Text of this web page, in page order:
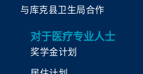
与库克县卫生局合作
对于医疗专业人士
奖学金计划